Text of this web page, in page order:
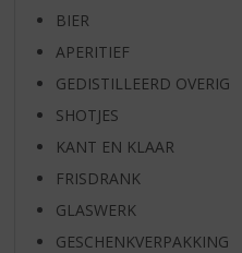
BIER
APERITIEF
GEDISTILLEERD OVERIG
SHOTJES
KANT EN KLAAR
FRISDRANK
GLASWERK
GESCHENKVERPAKKING